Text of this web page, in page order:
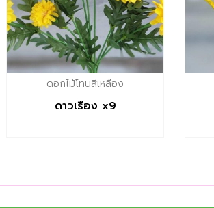
ดอกไม้โทนสีเหลือง
ดาวเรือง x9